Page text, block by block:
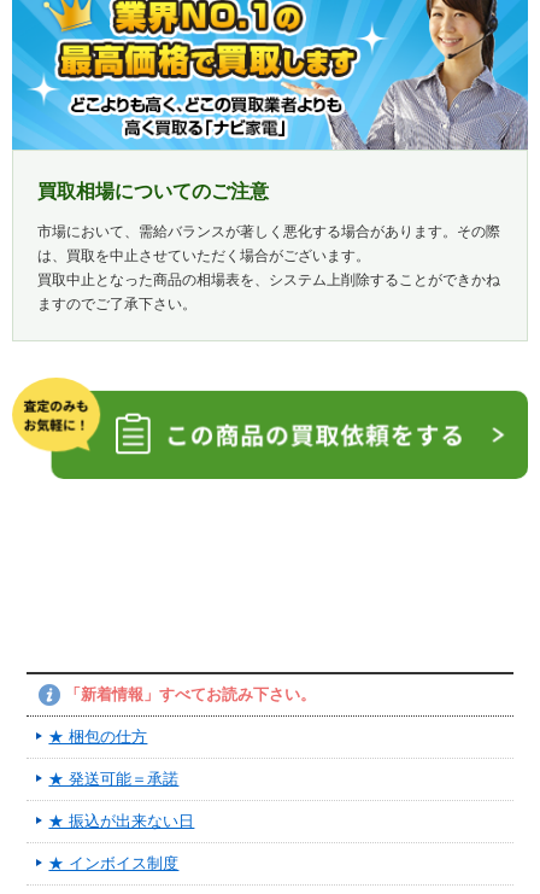
買取相場についてのご注意
市場において、需給バランスが著しく悪化する場合があります。その際
は、買取を中止させていただく場合がございます。
買取中止となった商品の相場表を、システム上削除することができかね
ますのでご了承下さい。
「新着情報」すべてお読み下さい。
★ 梱包の仕方
★ 発送可能＝承諾
★ 振込が出来ない日
★ インボイス制度